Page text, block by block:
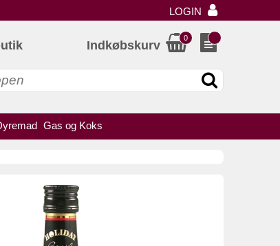
LOGIN
Gas og Koks
Indkøbskurv
0